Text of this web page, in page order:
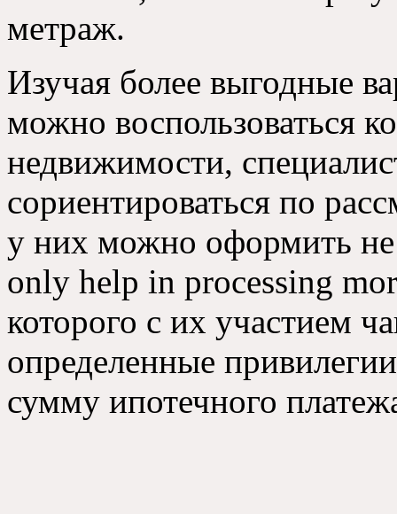
метраж.
Изучая более выгодные
можно воспользоваться
недвижимости,
сориентироваться по
у них можно оформить
only help in processing
которого с их участием
определенные
сумму ипотечного